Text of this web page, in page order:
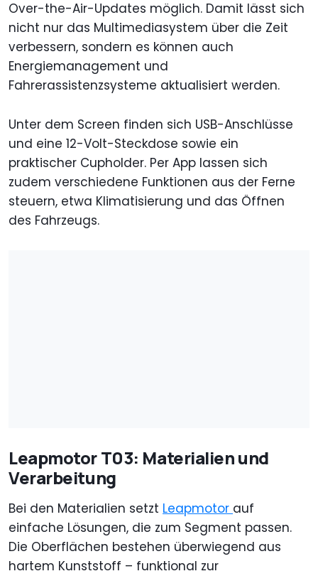
Over-the-Air-Updates möglich. Damit lässt sich
nicht nur das Multimediasystem über die Zeit
verbessern, sondern es können auch
Energiemanagement und
Fahrerassistenzsysteme aktualisiert werden.
Unter dem Screen finden sich USB-Anschlüsse
und eine 12-Volt-Steckdose sowie ein
praktischer Cupholder. Per App lassen sich
zudem verschiedene Funktionen aus der Ferne
steuern, etwa Klimatisierung und das Öffnen
des Fahrzeugs.
Leapmotor T03: Materialien und
Verarbeitung
Bei den Materialien setzt Leapmotor auf
einfache Lösungen, die zum Segment passen.
Die Oberflächen bestehen überwiegend aus
hartem Kunststoff – funktional zur